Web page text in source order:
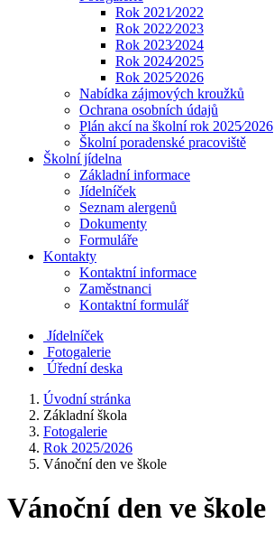
Rok 2021⁄2022
Rok 2022⁄2023
Rok 2023⁄2024
Rok 2024⁄2025
Rok 2025⁄2026
Nabídka zájmových kroužků
Ochrana osobních údajů
Plán akcí na školní rok 2025⁄2026
Školní poradenské pracoviště
Školní jídelna
Základní informace
Jídelníček
Seznam alergenů
Dokumenty
Formuláře
Kontakty
Kontaktní informace
Zaměstnanci
Kontaktní formulář
Jídelníček
Fotogalerie
Úřední deska
Úvodní stránka
Základní škola
Fotogalerie
Rok 2025/2026
Vánoční den ve škole
Vánoční den ve škole